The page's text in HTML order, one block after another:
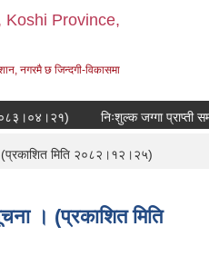
Koshi Province,
नगरमै छ जिन्दगी-विकासमा
निःशुल्क जग्गा प्राप्ती
मिति २०८२।१२।२५)
। (प्रकाशित मिति